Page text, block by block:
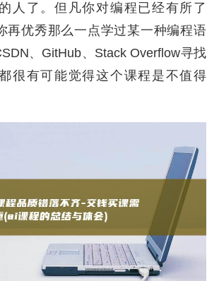
人了。但凡你对编程已经有所了
再优秀那么一点学过某一种编程语
、GitHub、Stack Overflow寻找
很有可能觉得这个课程是不值得